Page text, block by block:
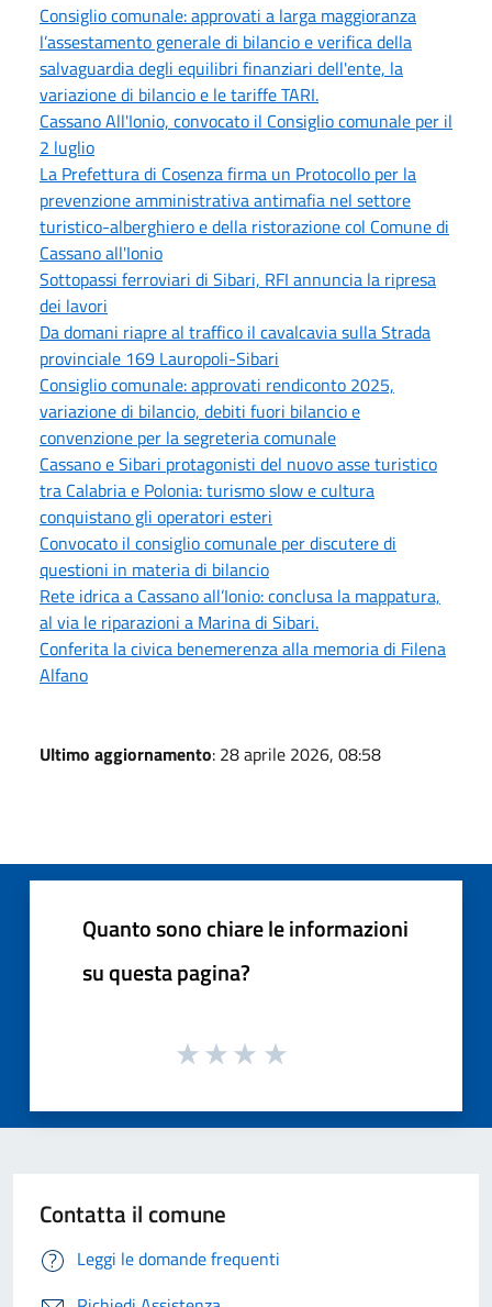
Consiglio comunale: approvati a larga maggioranza
l’assestamento generale di bilancio e verifica della
salvaguardia degli equilibri finanziari dell'ente, la
variazione di bilancio e le tariffe TARI.
Cassano All'Ionio, convocato il Consiglio comunale per il
2 luglio
La Prefettura di Cosenza firma un Protocollo per la
prevenzione amministrativa antimafia nel settore
turistico-alberghiero e della ristorazione col Comune di
Cassano all'Ionio
Sottopassi ferroviari di Sibari, RFI annuncia la ripresa
dei lavori
Da domani riapre al traffico il cavalcavia sulla Strada
provinciale 169 Lauropoli-Sibari
Consiglio comunale: approvati rendiconto 2025,
variazione di bilancio, debiti fuori bilancio e
convenzione per la segreteria comunale
Cassano e Sibari protagonisti del nuovo asse turistico
tra Calabria e Polonia: turismo slow e cultura
conquistano gli operatori esteri
Convocato il consiglio comunale per discutere di
questioni in materia di bilancio
Rete idrica a Cassano all’Ionio: conclusa la mappatura,
al via le riparazioni a Marina di Sibari.
Conferita la civica benemerenza alla memoria di Filena
Alfano
Ultimo aggiornamento: 28 aprile 2026, 08:58
Quanto sono chiare le informazioni
su questa pagina?
Contatta il comune
Leggi le domande frequenti